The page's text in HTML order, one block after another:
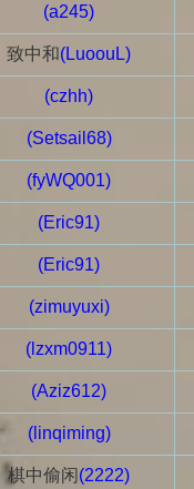
(a245)
致中和(LuoouL)
(czhh)
(Setsail68)
(fyWQ001)
(Eric91)
(Eric91)
(zimuyuxi)
(lzxm0911)
(Aziz612)
(linqiming)
棋中偷闲 (2222)